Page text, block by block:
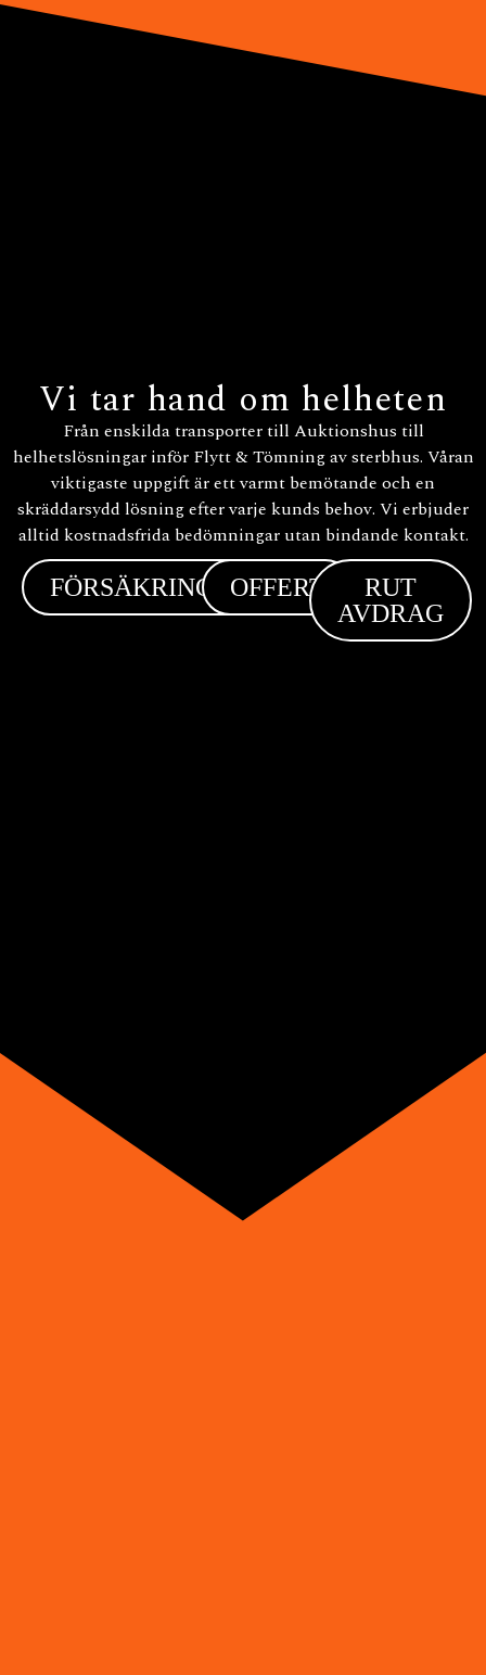
Vi tar hand om helheten
Från enskilda transporter till Auktionshus till
helhetslösningar inför Flytt & Tömning av sterbhus. Våran
viktigaste uppgift är ett varmt bemötande och en
skräddarsydd lösning efter varje kunds behov. Vi erbjuder
alltid kostnadsfrida bedömningar utan bindande kontakt.
FÖRSÄKRINGAROFFERT
RUT
AVDRAG